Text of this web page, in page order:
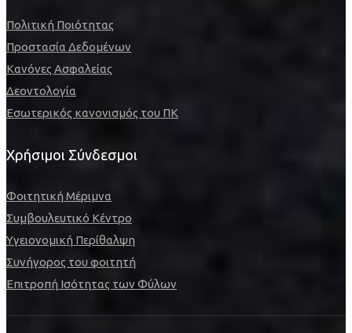
Πολιτική Ποιότητας
Προστασία Δεδομένων
Κανόνες Ασφαλείας
Δεοντολογία
Εσωτερικός κανονισμός του ΠΚ
Χρήσιμοι Σύνδεσμοι
Φοιτητική Μέριμνα
Συμβουλευτικό Κέντρο
Υγειονομική Περίθαλψη
Συνήγορος του φοιτητή
Επιτροπή Ισότητας των Φύλων